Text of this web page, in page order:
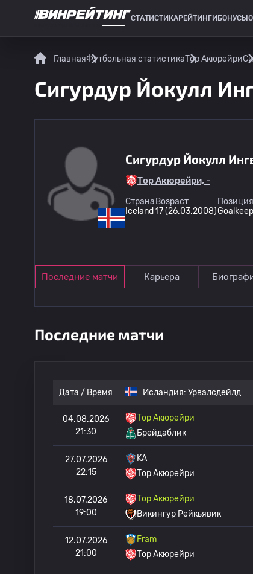
СТАТИСТИКАРЕЙТИНГИ БОНУСЫ
ГлавнаяФутбольная статистикаТор Акюрейри
Сигурдур Йокулл
Сигурдур Йокулл
Тор Акюрейри, -
Страна
Iceland
Возраст
17 (26.03.2008)
Последние матчи Карьера
Последние матчи
Дата / Время Исландия: Урвалсдейлд
04.08.2026
21:30
Тор Акюрейри
Брейдаблик
27.07.2026
22:15
KA
Тор Акюрейри
18.07.2026
19:00
Тор Акюрейри
Викингур Рейкьявик
12.07.2026
21:00
Fram
Тор Акюрейри